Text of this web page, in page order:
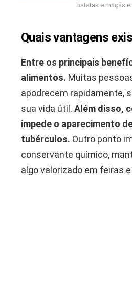
batatas e maçãs
Quais vantagens
Entre os principais
alimentos. Muitas
apodrecem rapidamente,
sua vida útil. Além disso,
impede o aparecimento
tubérculos. Outro ponto
conservante químico,
algo valorizado em feiras